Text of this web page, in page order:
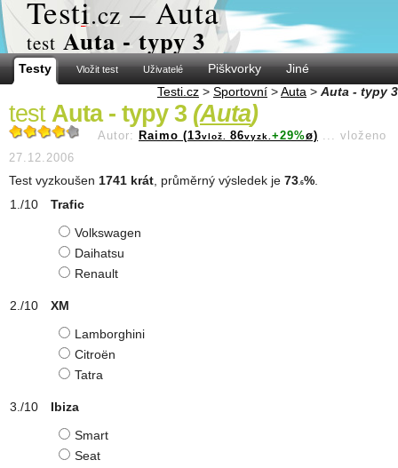
Testi.cz – Auta
test Auta - typy 3
Testy Vložit test Uživatelé Piškvorky
Jiné
Testi.cz > Sportovní >Auta > Auta - typy 3
test Auta - typy 3 (Auta)
Autor: Raimo (13vlož. 86vyzk. +29%ø) ... vloženo
27.12.2006
Test vyzkoušen 1741 krát , průměrný výsledek je 73 .6%
Trafic
Volkswagen
Daihatsu
Renault
XM
Lamborghini
Citroën
Tatra
Ibiza
Smart
Seat